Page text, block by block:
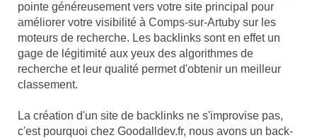
pointe généreusement vers votre site principal pour
améliorer votre visibilité à Comps-sur-Artuby sur les
moteurs de recherche. Les backlinks sont en effet un
gage de légitimité aux yeux des algorithmes de
recherche et leur qualité permet d'obtenir un meilleur
classement.
La création d'un site de backlinks ne s'improvise pas,
c'est pourquoi chez Goodalldev.fr, nous avons un back-